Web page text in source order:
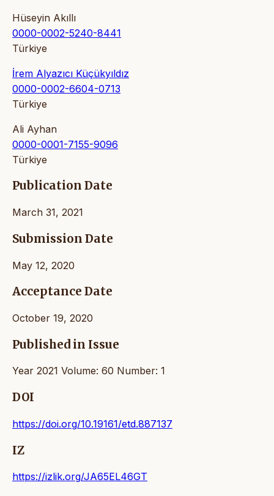
Hüseyin Akıllı
0000-0002-5240-8441
Türkiye
İrem Alyazıcı Küçükyıldız
0000-0002-6604-0713
Türkiye
Ali Ayhan
0000-0001-7155-9096
Türkiye
Publication Date
March 31, 2021
Submission Date
May 12, 2020
Acceptance Date
October 19, 2020
Published in Issue
Year 2021 Volume: 60 Number: 1
DOI
https://doi.org/10.19161/etd.887137
IZ
https://izlik.org/JA65EL46GT